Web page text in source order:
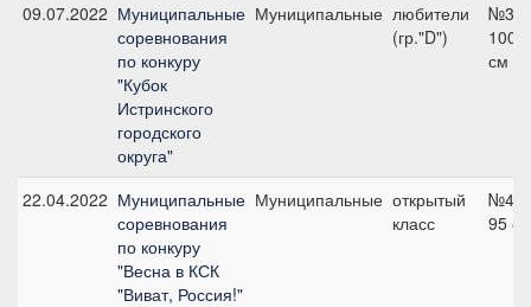
09.07.2022 Муниципальные
соревнования
по конкуру
"Кубок
Истринского
городского
округа"
Муниципальные любители
(гр."D")
№3,
100
см
22.04.2022 Муниципальные
соревнования
по конкуру
"Весна в КСК
"Виват, Россия!"
Муниципальные открытый
класс
№4,
95 см